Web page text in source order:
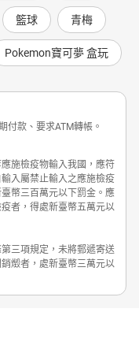
籃球 青梅
Pokemon寶可夢 盒玩
付款、要求ATM轉帳。
施檢疫物輸入我國，應符
入屬禁止輸入之應施檢疫
幣三百萬元以下罰金。應
者，得處新臺幣五萬元以
三項規定，未將郵遞寄送
燬者，處新臺幣三萬元以